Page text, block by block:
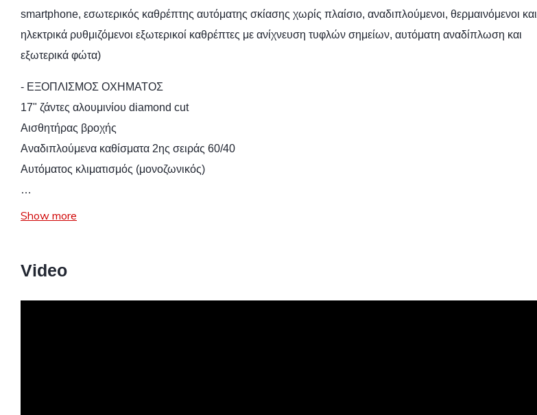
smartphone, εσωτερικός καθρέπτης αυτόματης σκίασης χωρίς πλαίσιο, αναδιπλούμενοι, θερμαινόμενοι και
ηλεκτρικά ρυθμιζόμενοι εξωτερικοί καθρέπτες με ανίχνευση τυφλών σημείων, αυτόματη αναδίπλωση και
εξωτερικά φώτα)
- ΕΞΟΠΛΙΣΜΟΣ ΟΧΗΜΑΤΟΣ
17" ζάντες αλουμινίου diamond cut
Αισθητήρας βροχής
Αναδιπλούμενα καθίσματα 2ης σειράς 60/40
Αυτόματος κλιματισμός (μονοζωνικός)
…
Show more
Video